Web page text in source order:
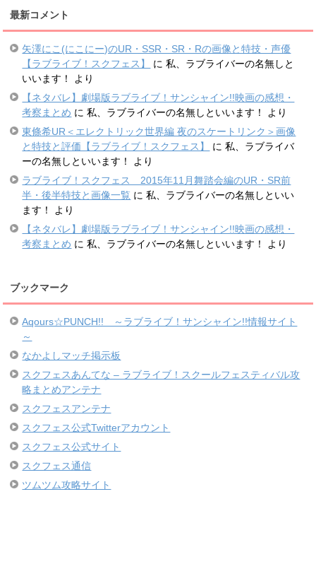
最新コメント
矢澤にこ(にこにー)のUR・SSR・SR・Rの画像と特技・声優
【ラブライブ！スクフェス】
に私、ラブライバーの名無しと
いいます！
より
【ネタバレ】劇場版ラブライブ！サンシャイン!!映画の感想・
考察まとめ に私、ラブライバーの名無しといいます！
より
東條希UR＜エレクトリック世界編 夜のスケートリンク＞画像
と特技と評価【ラブライブ！スクフェス】
に私、ラブライバ
ーの名無しといいます！
より
ラブライブ！スクフェス 2015年11月舞踏会編のUR・SR前
半・後半特技と画像一覧 に私、ラブライバーの名無しといい
ます！
より
【ネタバレ】劇場版ラブライブ！サンシャイン!!映画の感想・
考察まとめ に私、ラブライバーの名無しといいます！ より
ブックマーク
Aqours☆PUNCH!! ～ラブライブ！サンシャイン!!情報サイト
～
なかよしマッチ掲示板
スクフェスあんてな – ラブライブ！スクールフェスティバル攻
略まとめアンテナ
スクフェスアンテナ
スクフェス公式Twitterアカウント
スクフェス公式サイト
スクフェス通信
ツムツム攻略サイト